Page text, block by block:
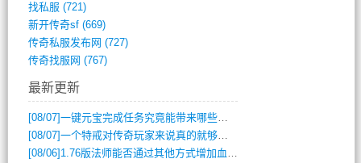
找私服 (721)
新开传奇sf(669)
传奇私服发布网 (727)
传奇找服网 (767)
最新更新
[08/07]一键元宝完成任务究竟能带来哪些超值优势？
[08/07]一个特戒对传奇玩家来说真的就够用了吗？
[08/06] 1.76版法师能否通过其他方式增加血量？